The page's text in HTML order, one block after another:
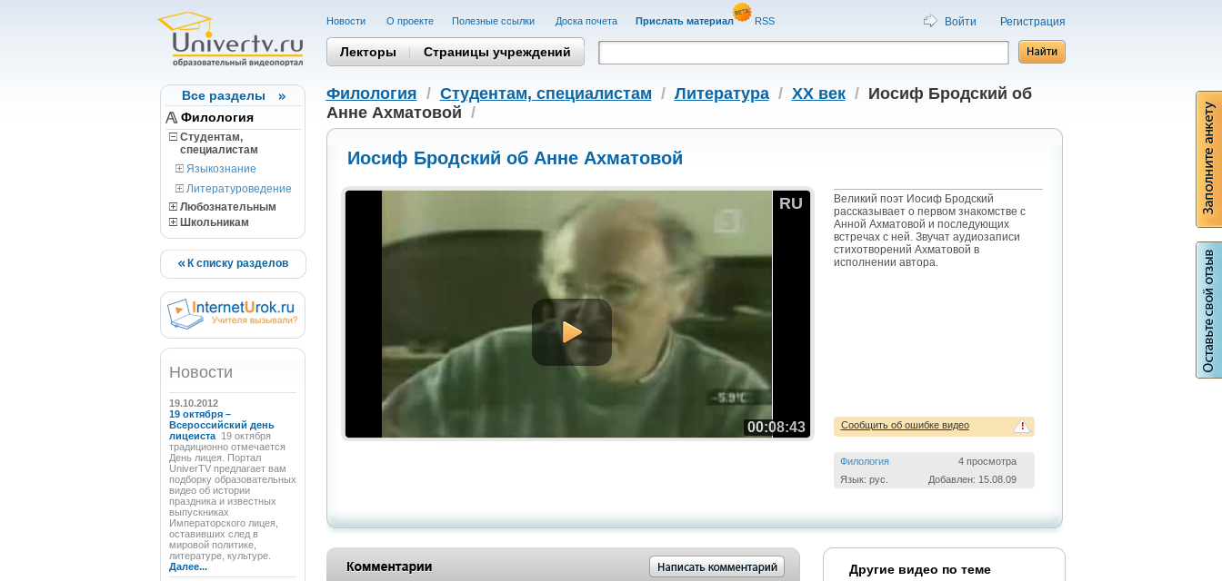
Все разделы
Филология
Студентам,
cпециалистам
Языкознание
Литературоведение
Любознательным
Школьникам
К списку разделов
Новости
19.10.2012
19 октября –
Всероссийский день
лицеиста 19 октября
традиционно отмечается
День лицея. Портал
UniverTV предлагает вам
подборку образовательных
видео об истории
праздника и известных
выпускниках
Императорского лицея,
оставивших след в
мировой политике,
литературе, культуре.
Далее...
Новости О проекте Полезные cсылки Доска почета Прислать материал RSS Войти Регистрация
Лекторы Страницы учреждений
Филология / Студентам, cпециалистам / Литература/ XX век/ Иосиф Бродский об
Анне Ахматовой /
Иосиф Бродский об Анне Ахматовой
RU
00:08:43
Великий поэт Иосиф Бродский
рассказывает о первом знакомстве с
Анной Ахматовой и последующих
встречах с ней. Звучат аудиозаписи
стихотворений Ахматовой в
исполнении автора.
!
Сообщить об ошибке видео
Филология
4 просмотра
Язык: рус.
Добавлен: 15.08.09
Другие видео по теме